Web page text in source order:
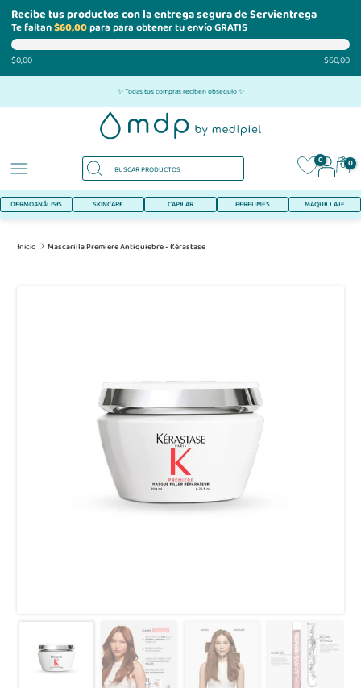
Recibe tus productos con la entrega segura de Servientrega
Te faltan$60,00para para obtener tu envío GRATIS
$0,00 $60,00
al
✨ Todas tus compras reciben obsequio ✨
0 0
DERMOANÁLISIS SKINCARE CAPILAR PERFUMES MAQUILLAJE
Inicio Mascarilla Premiere Antiquiebre - Kérastase